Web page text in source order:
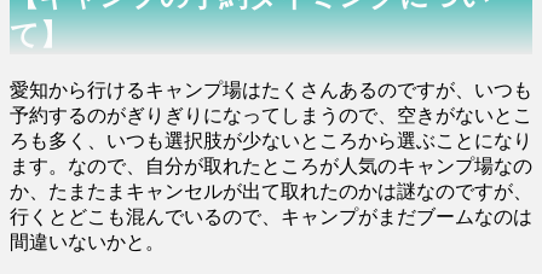
て】
愛知から行けるキャンプ場はたくさんあるのですが、いつも
予約するのがぎりぎりになってしまうので、空きがないとこ
ろも多く、いつも選択肢が少ないところから選ぶことになり
ます。なので、自分が取れたところが人気のキャンプ場なの
か、たまたまキャンセルが出て取れたのかは謎なのですが、
行くとどこも混んでいるので、キャンプがまだブームなのは
間違いないかと。